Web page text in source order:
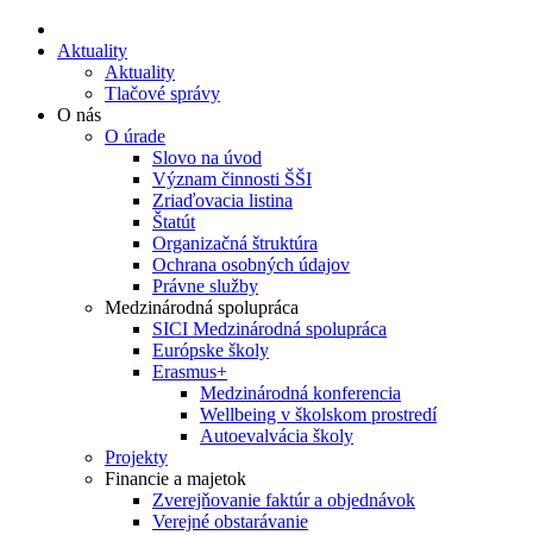
Aktuality
Aktuality
Tlačové správy
O nás
O úrade
Slovo na úvod
Význam činnosti ŠŠI
Zriaďovacia listina
Štatút
Organizačná štruktúra
Ochrana osobných údajov
Právne služby
Medzinárodná spolupráca
SICI Medzinárodná spolupráca
Európske školy
Erasmus+
Medzinárodná konferencia
Wellbeing v školskom prostredí
Autoevalvácia školy
Projekty
Financie a majetok
Zverejňovanie faktúr a objednávok
Verejné obstarávanie